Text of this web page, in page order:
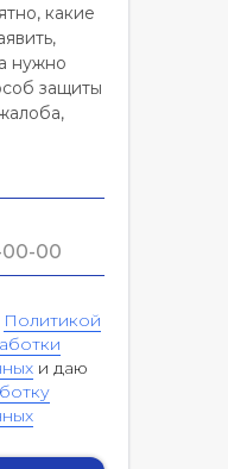
какие
нужно
защиты
Политикой
и даю